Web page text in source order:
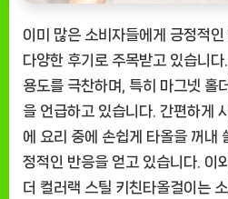
이미 많은 소비자들에게 긍정적
다양한 후기로 주목받고 있습니
용도를 극찬하며, 특히 마그넷 홀
을 언급하고 있습니다. 간편하게
에 요리 중에 손쉽게 타올을 꺼내
정적인 반응을 얻고 있습니다. 이
더 컬러랙 스틸 키친타올걸이는